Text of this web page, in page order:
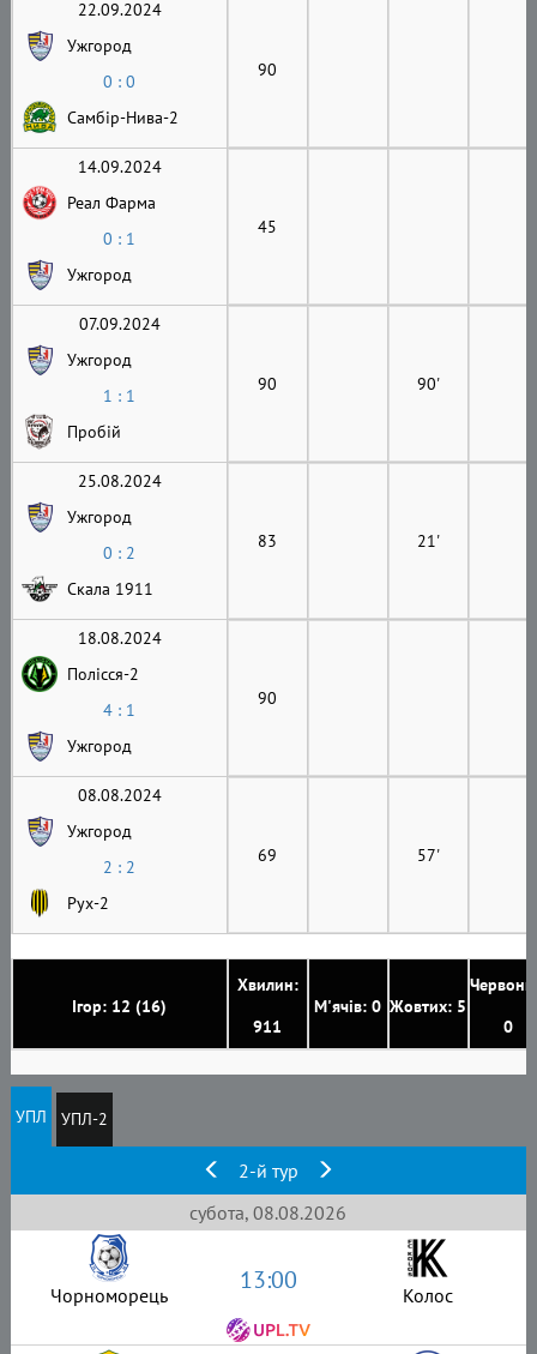
Ігор: 12 (16)
Хвилин:
911
М'ячів: 0 Жовтих: 5
0
22.09.2024
Ужгород
0 : 0
Самбір-Нива-2
90
14.09.2024
Реал Фарма
0 : 1
Ужгород
45
07.09.2024
Ужгород
1 : 1
Пробій
90 90'
25.08.2024
Ужгород
0 : 2
Скала 1911
83 21'
18.08.2024
Полісся-2
4 : 1
Ужгород
90
08.08.2024
Ужгород
2 : 2
Рух-2
69 57'
УПЛ УПЛ-2
2-й тур
субота, 08.08.2026
Чорноморець 13:00 Колос